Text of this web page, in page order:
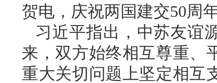
贺电，庆祝两国建交50周
习近平指出，中苏友谊
来，双方始终相互尊重、
重大关切问题上坚定相互